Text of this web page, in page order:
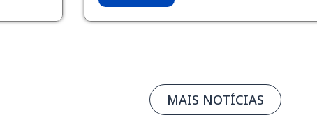
MAIS NOTÍCIAS